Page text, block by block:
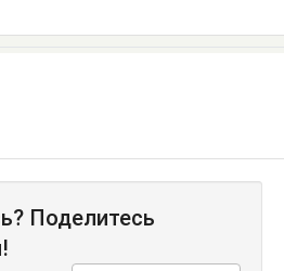
Поделитесь